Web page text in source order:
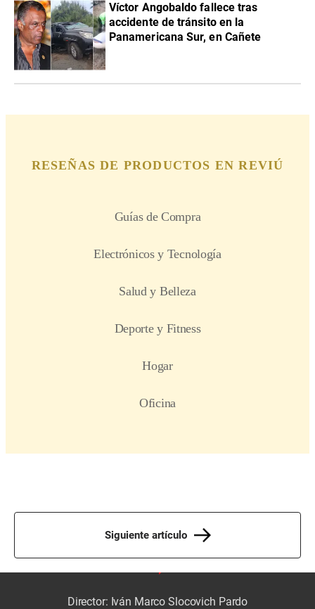
Víctor Angobaldo fallece tras
accidente de tránsito en la
Panamericana Sur, en Cañete
Siguiente artículo
Director: Iván Marco Slocovich Pardo